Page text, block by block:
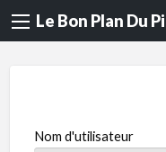
Le Bon Plan Du
Nom d'utilisateur